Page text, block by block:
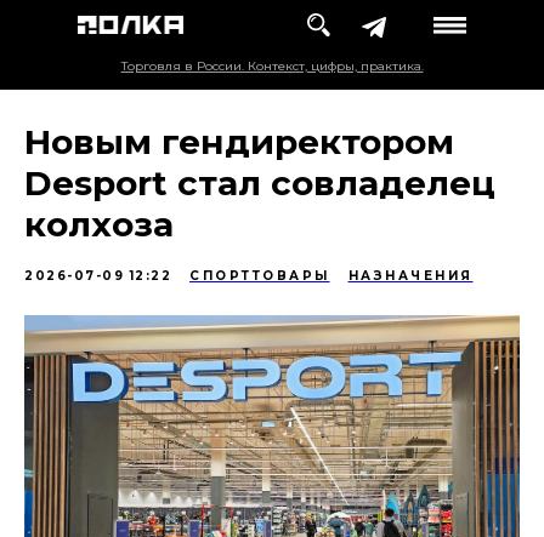
Торговля в России. Контекст, цифры, практика.
Новым гендиректором
Desport стал совладелец
колхоза
2026-07-09 12:22 СПОРТТОВАРЫ НАЗНАЧЕНИЯ